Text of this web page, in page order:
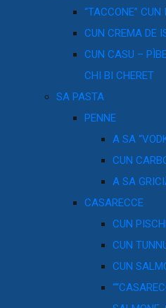
“TACCONE”
CUN CREMA DE
CUN CASU –
CHI BI CHERET
SA PASTA
PENNE
A SA
CUN
A SA
CASARECCE
CUN
CUN
CUN